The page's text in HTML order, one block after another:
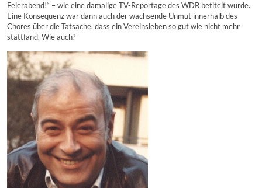
Feierabend!“ – wie eine damalige TV-Reportage des WDR betitelt wurde.
Eine Konsequenz war dann auch der wachsende Unmut innerhalb des
Chores über die Tatsache, dass ein Vereinsleben so gut wie nicht mehr
stattfand. Wie auch?